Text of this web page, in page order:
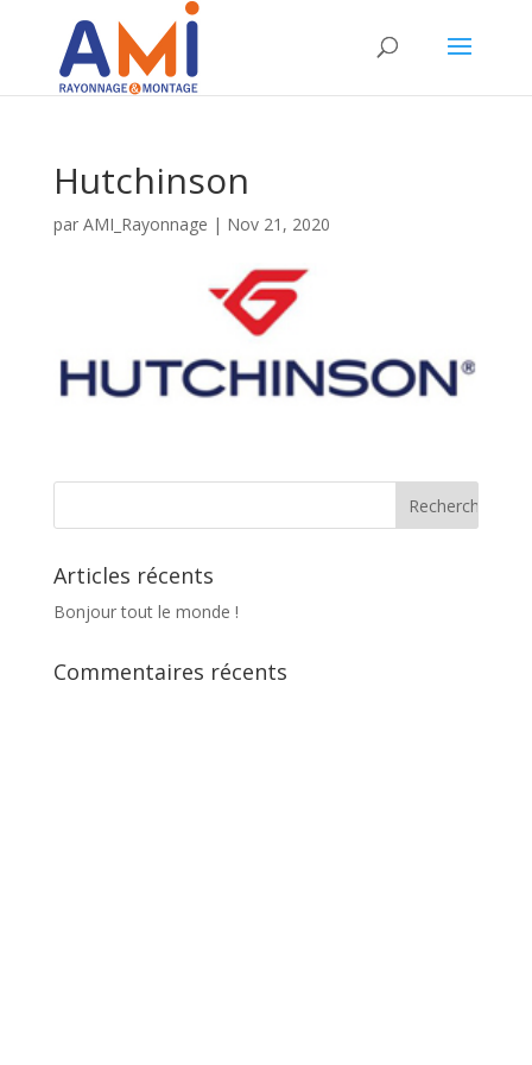
Hutchinson
par AMI_Rayonnage | Nov 21, 2020
Articles récents
Bonjour tout le monde !
Commentaires récents